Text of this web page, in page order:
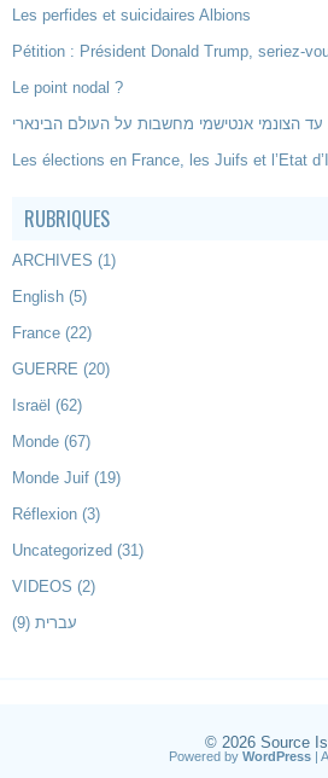
Les perfides et suicidaires Albions
Pétition : Président Donald Trump, seriez-
Le point nodal ?
Les élections en France, les Juifs et l’Etat
RUBRIQUES
ARCHIVES (1)
English (5)
France (22)
GUERRE (20)
Israël (62)
Monde (67)
Monde Juif (19)
Réflexion (3)
Uncategorized (31)
VIDEOS (2)
עברית (9)
© 2026 Source
Powered by WordPress |